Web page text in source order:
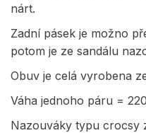
nárt.
Zadní pásek je možno
potom je ze sandálu
Obuv je celá vyrobena
Váha jednoho páru =
Nazouváky typu crocsy